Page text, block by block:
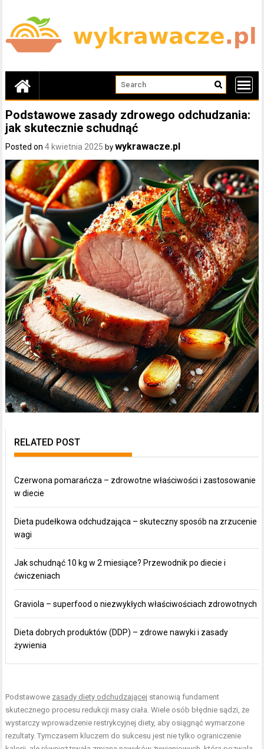
content
Podstawowe zasady zdrowego odchudzania:
jak skutecznie schudnąć
Posted on4 kwietnia 2025 bywykrawacze.pl
RELATED POST
Czerwona pomarańcza – zdrowotne właściwości i zastosowanie
w diecie
Dieta pudełkowa odchudzająca – skuteczny sposób na zrzucenie
wagi
Jak schudnąć 10 kg w 2 miesiące? Przewodnik po diecie i
ćwiczeniach
Graviola – superfood o niezwykłych właściwościach zdrowotnych
Dieta dobrych produktów (DDP) – zdrowe nawyki i zasady
żywienia
Podstawowe zasady diety odchudzającej stanowią fundament
skutecznego procesu redukcji masy ciała. Wiele osób błędnie sądzi, że
wystarczy wprowadzenie restrykcyjnej diety, aby osiągnąć wymarzone
rezultaty. Tymczasem kluczem do sukcesu jest nie tylko ograniczenie